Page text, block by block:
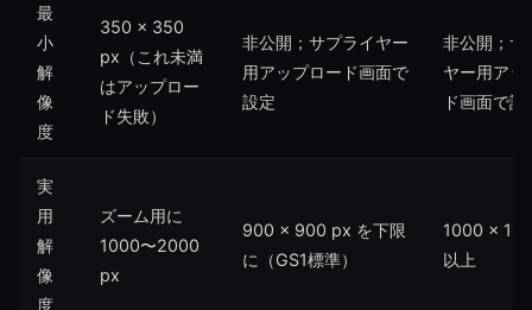
最
小
解
像
度
350 × 350
px（これ未満
はアップロー
ド失敗）
非公開；サプライヤー
用アップロード画面で
設定
非公開；サ
ヤー用アッ
ド画面で設
実
用
解
像
度
ズーム用に
1000〜2000
px
900 × 900 px を下限
に（GS1標準）
1000 ×
以上